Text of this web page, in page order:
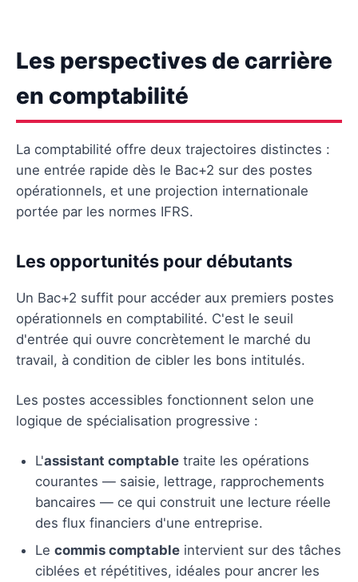
Les perspectives de carrière
en comptabilité
La comptabilité offre deux trajectoires distinctes :
une entrée rapide dès le Bac+2 sur des postes
opérationnels, et une projection internationale
portée par les normes IFRS.
Les opportunités pour débutants
Un Bac+2 suffit pour accéder aux premiers postes
opérationnels en comptabilité. C'est le seuil
d'entrée qui ouvre concrètement le marché du
travail, à condition de cibler les bons intitulés.
Les postes accessibles fonctionnent selon une
logique de spécialisation progressive :
L'assistant comptable traite les opérations
courantes — saisie, lettrage, rapprochements
bancaires — ce qui construit une lecture réelle
des flux financiers d'une entreprise.
Le commis comptable intervient sur des tâches
ciblées et répétitives, idéales pour ancrer les